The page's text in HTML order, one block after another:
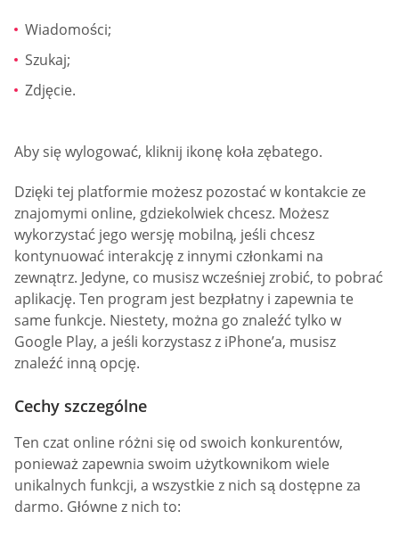
Wiadomości;
Szukaj;
Zdjęcie.
Aby się wylogować, kliknij ikonę koła zębatego.
Dzięki tej platformie możesz pozostać w kontakcie ze
znajomymi online, gdziekolwiek chcesz. Możesz
wykorzystać jego wersję mobilną, jeśli chcesz
kontynuować interakcję z innymi członkami na
zewnątrz. Jedyne, co musisz wcześniej zrobić, to pobrać
aplikację. Ten program jest bezpłatny i zapewnia te
same funkcje. Niestety, można go znaleźć tylko w
Google Play, a jeśli korzystasz z iPhone’a, musisz
znaleźć inną opcję.
Cechy szczególne
Ten czat online różni się od swoich konkurentów,
ponieważ zapewnia swoim użytkownikom wiele
unikalnych funkcji, a wszystkie z nich są dostępne za
darmo. Główne z nich to: